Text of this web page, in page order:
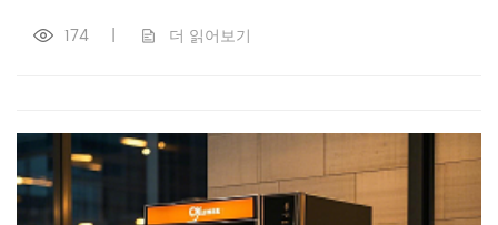
174 | 더 읽어보기